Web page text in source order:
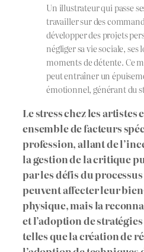
Un illustrateur qui passe
travailler sur des
développer des projets
négliger sa vie sociale, ses
moments de détente. Ce
peut entraîner un
émotionnel, générant du
Le stress chez les artistes
ensemble de facteurs
profession, allant de
la gestion de la critique
par les défis du
peuvent affecter leur
physique, mais la
et l’adoption de
telles que la création de